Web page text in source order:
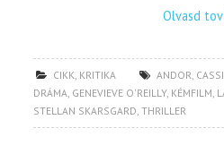
Olvasd
CIKK KRITIKA ANDOR
DRÁMA GENEVIEVE O'REILLY, KÉMFILM
STELLAN SKARSGARD ,THRILLER